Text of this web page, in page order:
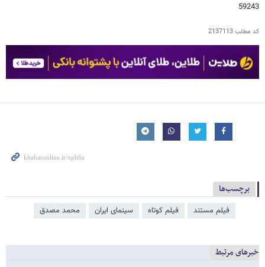
59243
کد مطلب2137113
برچسب‌ها
فیلم مستند فیلم کوتاه سینمای ایران محمد مصدق
خبرهای مرتبط